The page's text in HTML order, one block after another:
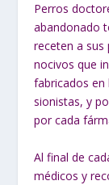
Perros
abandonado
receten a sus
nocivos que
fabricados
sionistas, y
por cada
Al final de
médicos y